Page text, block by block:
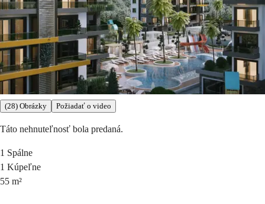
(28) Obrázky Požiadať o video
Táto nehnuteľnosť bola predaná.
1 Spálne
1 Kúpeľne
55 m²